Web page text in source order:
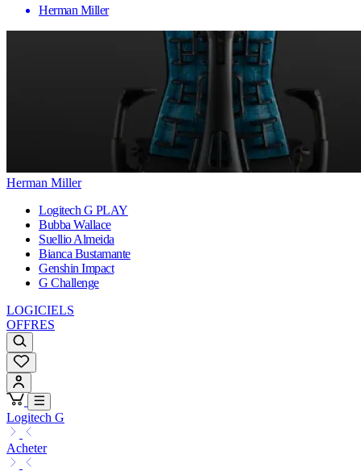
Herman Miller
Herman Miller
Logitech G PLAY
Bubba Wallace
Suellio Almeida
Bianca Bustamante
Genshin Impact
G Challenge
LOGICIELS
OFFRES
Logitech G
Acheter